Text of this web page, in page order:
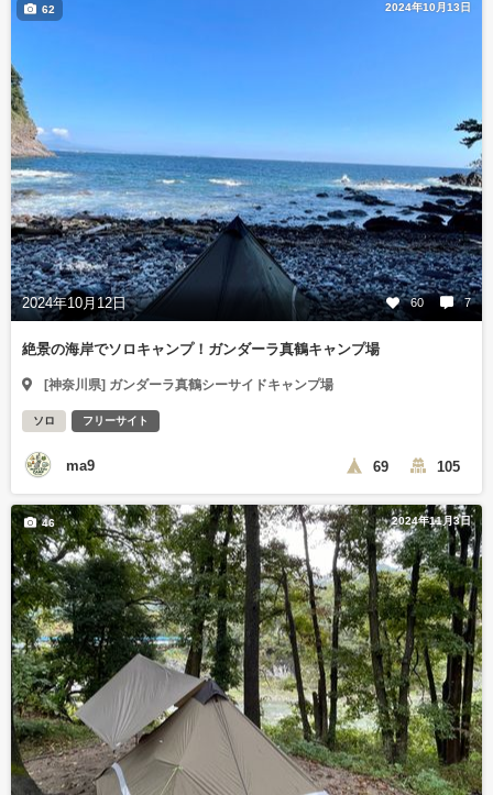
2024年10月13日
2024年10月12日 60 7
62
絶景の海岸でソロキャンプ！ガンダーラ真鶴キャンプ場
[神奈川県] ガンダーラ真鶴シーサイドキャンプ場
ソロ フリーサイト
ma9 69 105
2024年11月3日
46